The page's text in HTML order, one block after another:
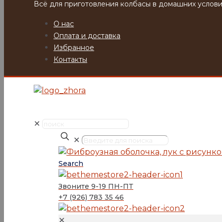
Всё для приготовления колбасы в домашних
О нас
Оплата и доставка
Избранное
Контакты
✕
✕
Search
Звоните 9-19 ПН-ПТ
+7 (926) 783 35 46